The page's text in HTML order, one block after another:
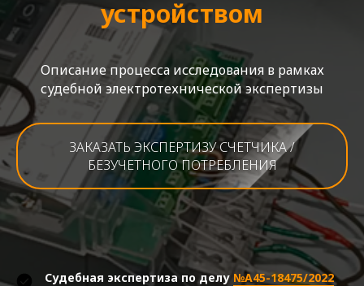
устройством
Описание процесса исследования в рамках
судебной электротехнической экспертизы
ЗАКАЗАТЬ ЭКСПЕРТИЗУ СЧЕТЧИКА /
БЕЗУЧЕТНОГО ПОТРЕБЛЕНИЯ
Судебная экспертиза по делу №А45-18475/2022